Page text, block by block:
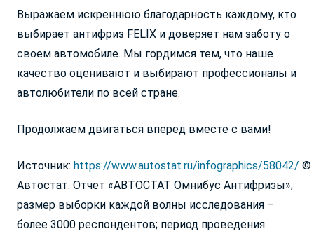
Выражаем искреннюю благодарность каждому, кто
выбирает антифриз FELIX и доверяет нам заботу о
своем автомобиле. Мы гордимся тем, что наше
качество оценивают и выбирают профессионалы и
автолюбители по всей стране.
Продолжаем двигаться вперед вместе с вами!
Источник: https://www.autostat.ru/infographics/58042/ ©
Автостат. Отчет «АВТОСТАТ Омнибус Антифризы»;
размер выборки каждой волны исследования –
более 3000 респондентов; период проведения
Ваша заявка принята!
Наш менеджер свяжется с вами
в ближайшее время
Ваш город Москва?
Да, все верно
Иркутская обл.
Калининградская обл.
Калужская обл.
Камчатский край
Кемеровская обл.
Краснодарский край
Курганская обл.
Курская обл.
Ленинградская обл
Липецкая обл.
Самарская обл.
Саратовская обл.
Сахалинская обл.
Свердловская обл.
Томская обл.
Тюменская обл.
Ульяновская обл.
Хабаровский край
Ханты-Мансийский АО